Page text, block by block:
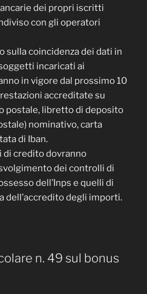
dei propri iscritti
con gli operatori
sulla coincidenza dei dati in
incaricati ai
in vigore dal prossimo 10
accreditate su
postale, libretto di deposito
nominativo, carta
di Iban.
di credito dovranno
dei controlli di
dell’Inps e quelli di
dell’accredito degli importi.
n. 49 sul bonus